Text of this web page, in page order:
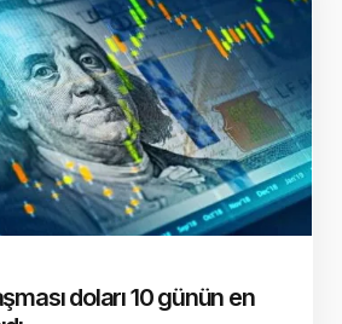
doları 10 günün en